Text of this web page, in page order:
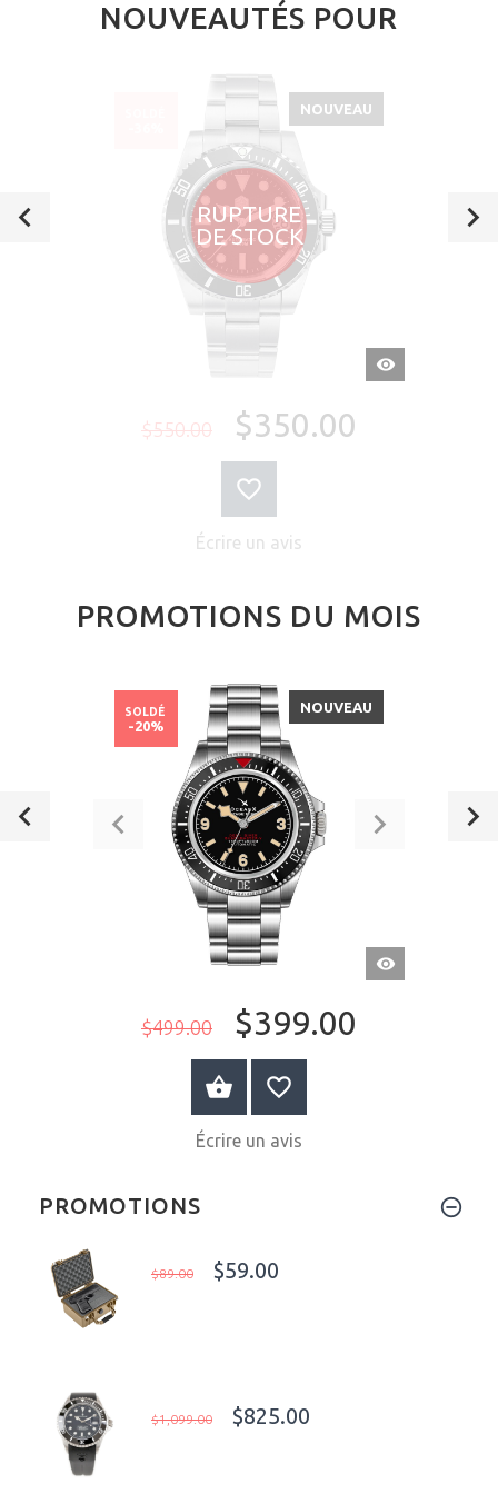
NOUVEAUTÉS POUR
RUPTURE
DE STOCK
APERÇU
RAPIDE
NOUVEAU
$550.00 $350.00
Écrire un avis
PROMOTIONS DU MOIS
APERÇU
RAPIDE
NOUVEAU
$499.00 $399.00
SOLDÉ
-20%
AU PANIER
Écrire un avis
PROMOTIONS
$89.00 $59.00
$1,099.00 $825.00